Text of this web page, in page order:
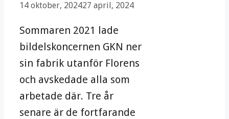
14 oktober, 202427 april, 2024
Sommaren 2021 lade
bildelskoncernen GKN ner
sin fabrik utanför Florens
och avskedade alla som
arbetade där. Tre år
senare är de fortfarande